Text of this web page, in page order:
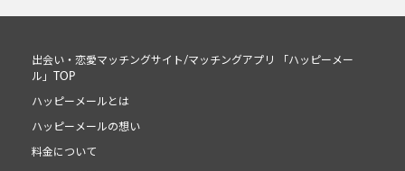
出会い・恋愛マッチングサイト/マッチングアプリ 「ハッピーメー
ル」TOP
ハッピーメールとは
ハッピーメールの想い
料金について